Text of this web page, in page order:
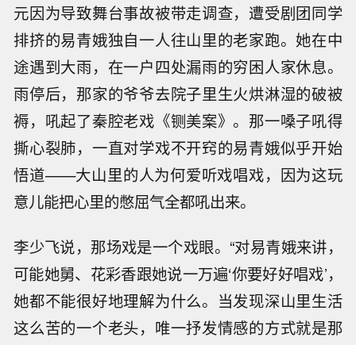
元因为导致舞台事故被带走调查，遭受剧团同学
排挤的易青娥独自一人往山里的老家跑。她在中
途遇到大雨，在一户四处漏雨的穷困人家休息。
雨停后，那家的爷爷去院子里生火烘淋湿的破被
褥，吼起了秦腔老戏《铡美案》。那一嗓子吼得
撕心裂肺，一直对学戏不开窍的易青娥似乎开始
悟道——大山里的人为何爱听戏唱戏，因为这玩
意儿能把心里的憋屈气全都吼出来。
李少飞说，那场戏是一个戏眼。“对易青娥来讲，
可能她舅、花彩香跟她说一万遍‘你要好好唱戏’，
她都不能很好地理解为什么。当发现深山里生活
这么苦的一个老头，唯一抒发情感的方式就是那